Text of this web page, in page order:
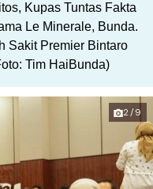
Kupas Tuntas Fakta
Le Minerale, Bunda.
Sakit Premier Bintaro
Tim HaiBunda)
2/9